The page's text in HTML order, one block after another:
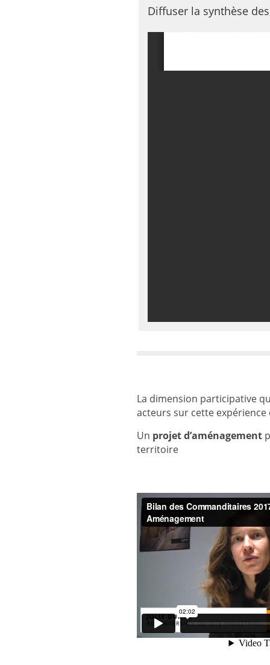
Diffuser la synthèse
La dimension participative
acteurs sur cette
Un projet d’aménagement
territoire